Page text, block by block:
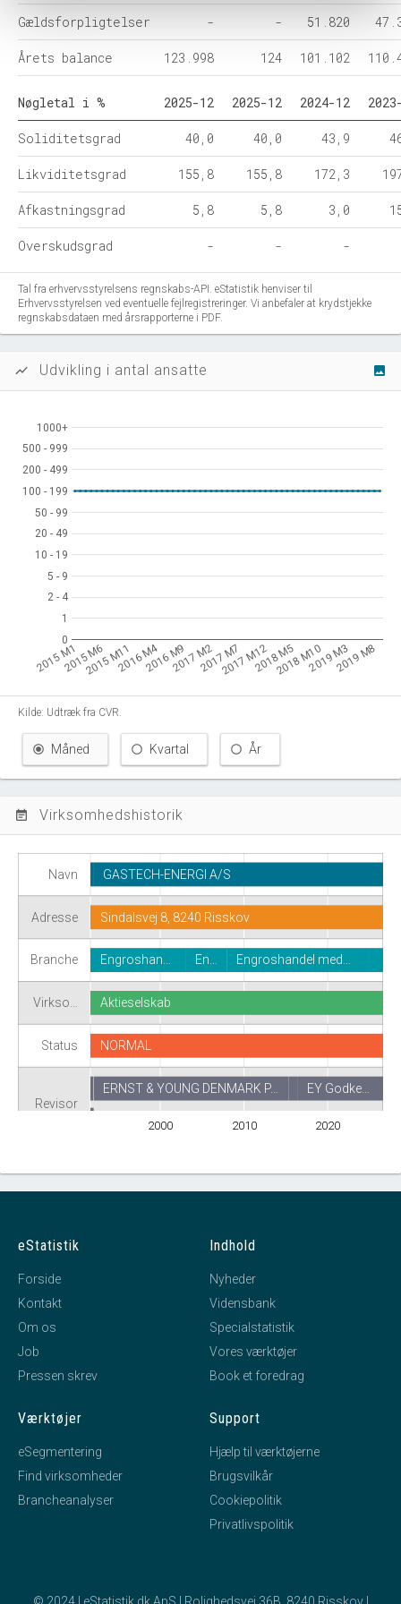
Gældsforpligtelser - - 51.820
Årets balance 123.998 124 101.102
Nøgletal i % 2025-12 2025-12 2024-12
Soliditetsgrad 40,0 40,0 43,9
Likviditetsgrad 155,8 155,8 172,3
Afkastningsgrad 5,8 5,8 3,0
Overskudsgrad - - -
Tal fra erhvervsstyrelsens regnskabs-API. eStatistik henviser til
Erhvervsstyrelsen ved eventuelle fejlregistreringer. Vi anbefaler at krydstjekke
regnskabsdataen med årsrapporterne i PDF.
show_chart Udvikling i antal ansatte image
2015 M12015 M62015 M112016 M42016 M92017 M22017 M72017 M122018 M52018 M102019 M32019 M8
0
0
11
2 - 4
2 - 4
5 - 9
5 - 9
10 - 19
10 - 19
20 - 49
20 - 49
50 - 99
50 - 99
100 - 199
100 - 199
200 - 499
200 - 499
500 - 999
500 - 999
1000+
1000+
Kilde: Udtræk fra CVR.
Måned Kvartal År
event_note Virksomhedshistorik
2000 2010 2020
Navn
Adresse
Branche
Virkso…
Status
Revisor
GASTECH-ENERGI A/S
Sindalsvej 8, 8240 Risskov
Engroshan… En… Engroshandel med…
Aktieselskab
NORMAL
ERNST & YOUNG DENMARK P…
ERNST & YOUNG DENMARK P/S
EY Godke…
eStatistik
Forside
Kontakt
Om os
Job
Pressen skrev
Indhold
Nyheder
Vidensbank
Specialstatistik
Vores værktøjer
Book et foredrag
Værktøjer
eSegmentering
Find virksomheder
Brancheanalyser
Support
Hjælp til værktøjerne
Brugsvilkår
Cookiepolitik
Privatlivspolitik